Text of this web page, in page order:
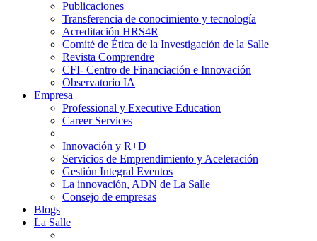
Publicaciones
Transferencia de conocimiento y tecnología
Acreditación HRS4R
Comité de Ética de la Investigación de la Salle
Revista Comprendre
CFI- Centro de Financiación e Innovación
Observatorio IA
Empresa
Professional y Executive Education
Career Services
Innovación y R+D
Servicios de Emprendimiento y Aceleración
Gestión Integral Eventos
La innovación, ADN de La Salle
Consejo de empresas
Blogs
La Salle